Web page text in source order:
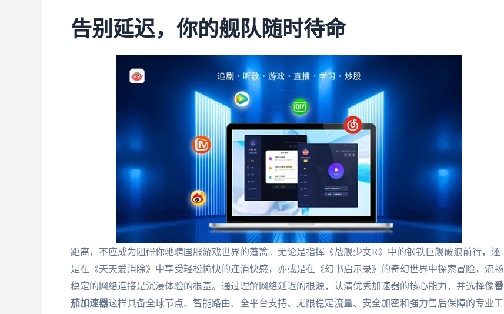
告别延迟，你的舰队随时待命
距离，不应成为阻碍你驰骋国服游戏世界的藩篱。无论是指挥《战舰少女R》中的钢铁巨舰破浪前行，还
是在《天天爱消除》中享受轻松愉快的连消快感，亦或是在《幻书启示录》的奇幻世界中探索冒险，流畅
稳定的网络连接是沉浸体验的根基。通过理解网络延迟的根源，认清优秀加速器的核心能力，并选择像番
茄加速器这样具备全球节点、智能路由、全平台支持、无限稳定流量、安全加密和强力售后保障的专业工